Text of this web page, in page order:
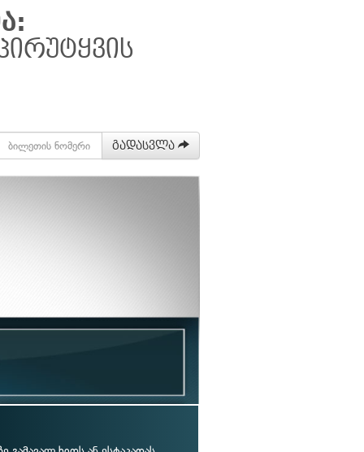
გადასვლა